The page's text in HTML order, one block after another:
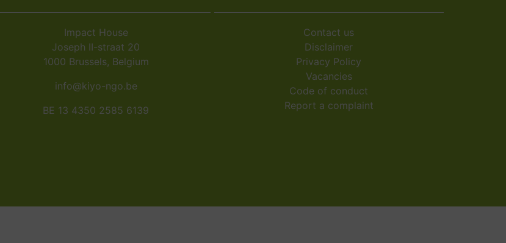
Impact House
Joseph II-straat 20
1000 Brussels, Belgium
info@kiyo-ngo.be
BE 13 4350 2585 6139
Contact us
Disclaimer
Privacy Policy
Vacancies
Code of conduct
Report a complaint